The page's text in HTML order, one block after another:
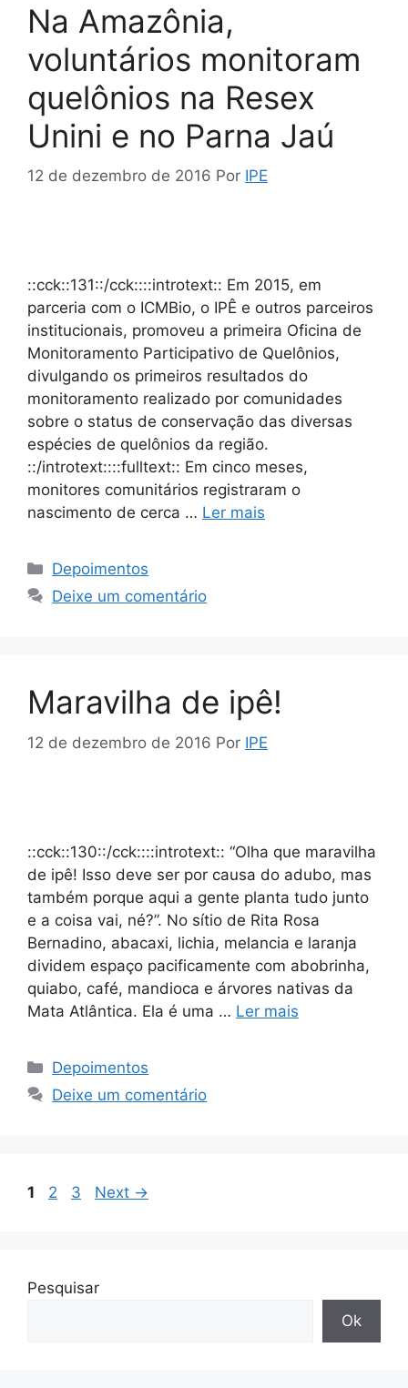
Na Amazônia,
voluntários monitoram
quelônios na Resex
Unini e no Parna Jaú
12 de dezembro de 2016 Por IPE
::cck::131::/cck::::introtext:: Em 2015, em
parceria com o ICMBio, o IPÊ e outros parceiros
institucionais, promoveu a primeira Oficina de
Monitoramento Participativo de Quelônios,
divulgando os primeiros resultados do
monitoramento realizado por comunidades
sobre o status de conservação das diversas
espécies de quelônios da região.
::/introtext::::fulltext:: Em cinco meses,
monitores comunitários registraram o
nascimento de cerca … Ler mais
Depoimentos
Deixe um comentário
Maravilha de ipê!
12 de dezembro de 2016 Por IPE
::cck::130::/cck::::introtext:: “Olha que maravilha
de ipê! Isso deve ser por causa do adubo, mas
também porque aqui a gente planta tudo junto
e a coisa vai, né?”. No sítio de Rita Rosa
Bernadino, abacaxi, lichia, melancia e laranja
dividem espaço pacificamente com abobrinha,
quiabo, café, mandioca e árvores nativas da
Mata Atlântica. Ela é uma … Ler mais
Depoimentos
Deixe um comentário
1 2 3 Next →
Pesquisar
Ok